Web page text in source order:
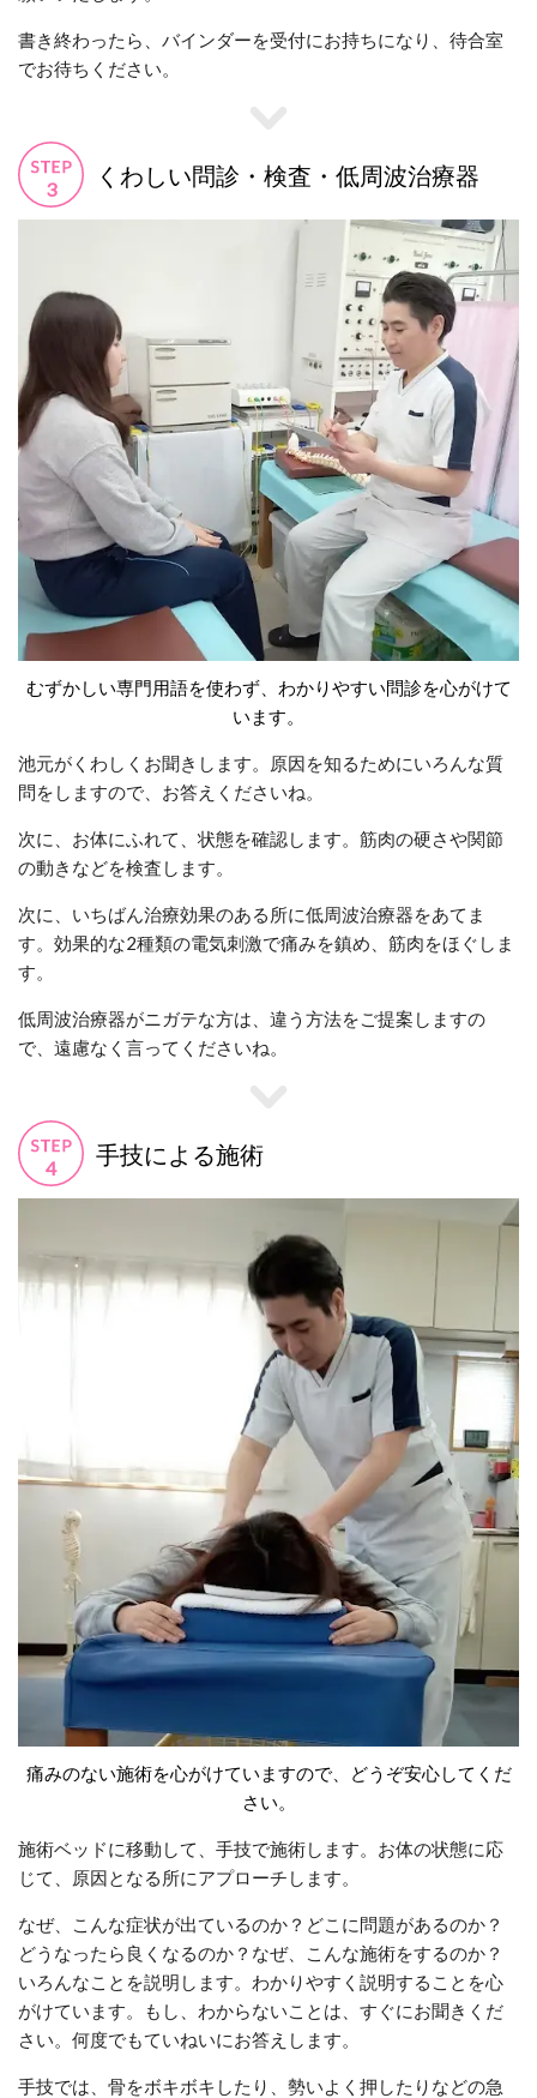
書き終わったら、バインダーを受付にお持ちになり、待合室
でお待ちください。
くわしい問診・検査・低周波治療器
むずかしい専門用語を使わず、わかりやすい問診を心がけて
います。
池元がくわしくお聞きします。原因を知るためにいろんな質
問をしますので、お答えくださいね。
次に、お体にふれて、状態を確認します。筋肉の硬さや関節
の動きなどを検査します。
次に、いちばん治療効果のある所に低周波治療器をあてま
す。効果的な2種類の電気刺激で痛みを鎮め、筋肉をほぐしま
す。
低周波治療器がニガテな方は、違う方法をご提案しますの
で、遠慮なく言ってくださいね。
手技による施術
痛みのない施術を心がけていますので、どうぞ安心してくだ
さい。
施術ベッドに移動して、手技で施術します。お体の状態に応
じて、原因となる所にアプローチします。
なぜ、こんな症状が出ているのか？どこに問題があるのか？
どうなったら良くなるのか？なぜ、こんな施術をするのか？
いろんなことを説明します。わかりやすく説明することを心
がけています。もし、わからないことは、すぐにお聞きくだ
さい。何度でもていねいにお答えします。
手技では、骨をボキボキしたり、勢いよく押したりなどの急